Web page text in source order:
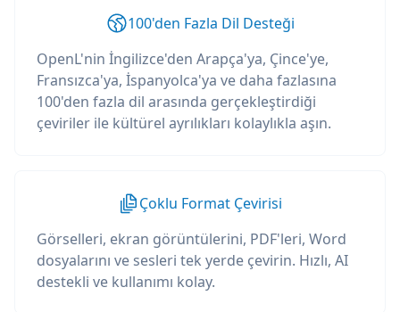
100'den Fazla Dil Desteği
OpenL'nin İngilizce'den Arapça'ya, Çince'ye,
Fransızca'ya, İspanyolca'ya ve daha fazlasına
100'den fazla dil arasında gerçekleştirdiği
çeviriler ile kültürel ayrılıkları kolaylıkla aşın.
Çoklu Format Çevirisi
Görselleri, ekran görüntülerini, PDF'leri, Word
dosyalarını ve sesleri tek yerde çevirin. Hızlı, AI
destekli ve kullanımı kolay.